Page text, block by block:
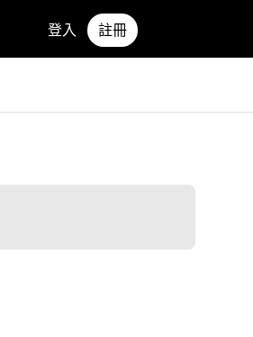
登入 註冊